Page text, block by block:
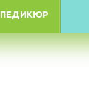
ПЕДИКЮР